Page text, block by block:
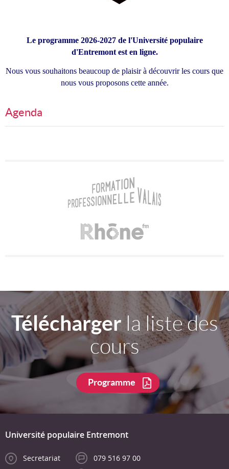
Le programme 2026-2027 de l'Université populaire
d'Entremont est en ligne.
Nous vous souhaitons beaucoup de plaisir à découvrir les cours que
nous vous proposons cette année.
Agenda
Téléchargerla liste des
cours
Programme
Université populaire Entremont
Secretariat 079 516 97 00